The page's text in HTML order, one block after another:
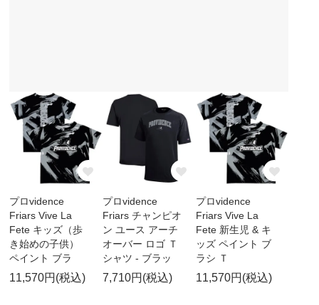
プロvidence
Friars Vive La
Fete キッズ（歩
き始めの子供）
ペイント ブラ
11,570円(税込)
プロvidence
Friars チャンピオ
ン ユース アーチ
オーバー ロゴ Ｔ
シャツ - ブラッ
7,710円(税込)
プロvidence
Friars Vive La
Fete 新生児 & キ
ッズ ペイント ブ
ラシ Ｔ
11,570円(税込)